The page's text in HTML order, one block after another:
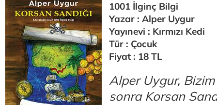
1001 İlginç Bilgi
Yazar : Alper Uygur
Yayınevi : Kırmızı Kedi
Tür : Çocuk
Fiyat : 18 TL
Alper Uygur,
sonra Korsan